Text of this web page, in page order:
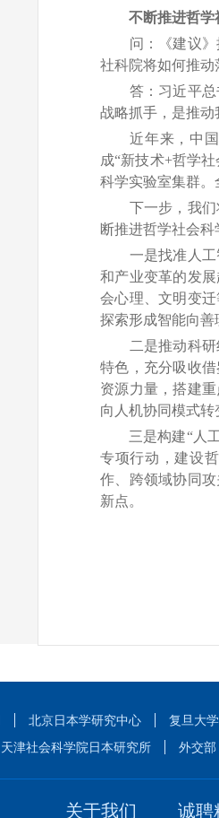
不断推进哲学
问：《建议》提
社科院将如何推动
答：习近平总书
战略抓手，是推动
近年来，中国
成“新技术+哲学
科学实验室集群。
下一步，我们将
断推进哲学社会科
一是找准人工智
和产业变革的发
会心理、文明变
探索形成智能向善
二是推动科研组
特色，充分吸收
资源力量，搭建
向人机协同模式转
三是构建“人工
专项行动，建设
作、跨领域协同
新点。
北京日本学研究中心 复旦大
天津社会科学院日本研究所 外交部
关于我们 诚聘